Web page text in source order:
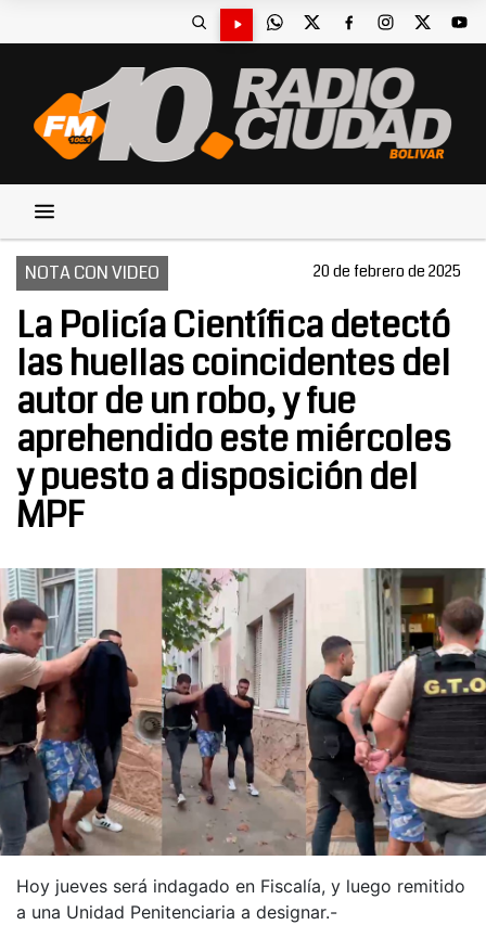
NOTA CON VIDEO 20 de febrero de 2025
La Policía Científica detectó
las huellas coincidentes del
autor de un robo, y fue
aprehendido este miércoles
y puesto a disposición del
MPF
Hoy jueves será indagado en Fiscalía, y luego remitido
a una Unidad Penitenciaria a designar.-